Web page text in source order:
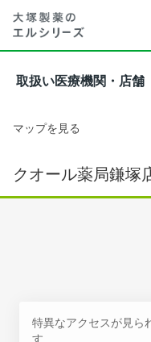
取扱い医療機関・店舗
マップを見る
クオール薬局鎌塚
特異なアクセスが見ら
す